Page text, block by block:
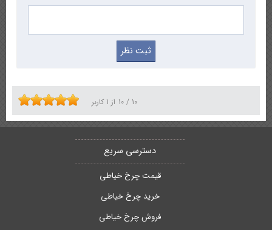
10 / 10 از 1 کاربر
دسترسی سریع
قیمت چرخ خیاطی
خرید چرخ خیاطی
فروش چرخ خیاطی